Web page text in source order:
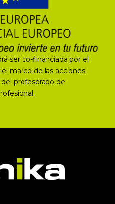
ser co-financiada por el
marco de las acciones
profesorado de